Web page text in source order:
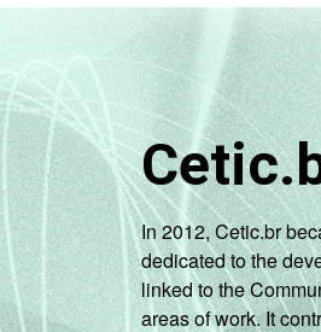
In 2012, Cetic.br
dedicated to the
linked to the
areas of work. It